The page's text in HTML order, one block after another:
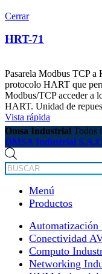
Cerrar
HRT-71
Pasarela Modbus TCP a
protocolo HART que
Modbus/TCP acceder a
HART. Unidad de
Vista rápida
Omsa Industrial Todos
OMSA Industrial
de
productos
Menú
Productos
Automatización
Conectividad
Computo
Networking